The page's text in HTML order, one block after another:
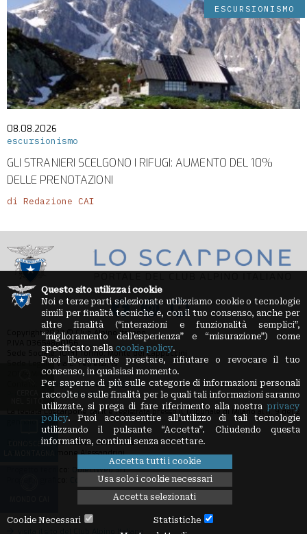
ESCURSIONISMO
08.08.2026
escursionismo
GLI STRANIERI SCELGONO I RIFUGI: AUMENTO DEL 10%
DELLE PRENOTAZIONI
di Redazione CAI
Copyright 2023 © Club Alpino Italiano
P.IVA 03654880156
Sede Sociale: 10131 Torino, Monte dei Cappuccini
Sede Legale: Via E. Petrella, 19
20124 Milano
loscarpone.redazione@cai.it
Privacy Policy-Cookie Policy
La testata Loscarpone.cai.it è registrata presso il Tribunale di Milano al n. 9 del 2
gennaio 2012
Direttore Responsabile: Guido Sassi
Redazione: Simone Alessandrini
ObjectWeb Srl
Condivisa Srl
visita il sito del Club Alpino Italiano
CONOSCERE
Questo sito utilizza i cookie
Noi e terze parti selezionate utilizziamo cookie o tecnologie
simili per finalità tecniche e, con il tuo consenso, anche per
altre finalità (“interazioni e funzionalità semplici”,
“miglioramento dell'esperienza” e “misurazione”) come
specificato nella cookie policy.
Puoi liberamente prestare, rifiutare o revocare il tuo
consenso, in qualsiasi momento.
Per saperne di più sulle categorie di informazioni personali
raccolte e sulle finalità per le quali tali informazioni saranno
utilizzate, si prega di fare riferimento alla nostra privacy
policy. Puoi acconsentire all’utilizzo di tali tecnologie
utilizzando il pulsante “Accetta”. Chiudendo questa
informativa, continui senza accettare.
Accetta tutti i cookie
Usa solo i cookie necessari
Accetta selezionati
Cookie Necessari
Statistiche